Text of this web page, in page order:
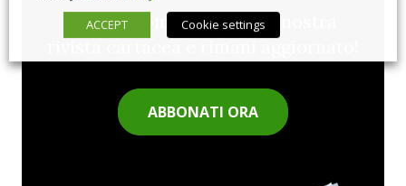
Sfoglia comodamente la nostra
rivista cartacea e rimani aggiornato!
ABBONATI ORA
ACCEPT
Cookie settings